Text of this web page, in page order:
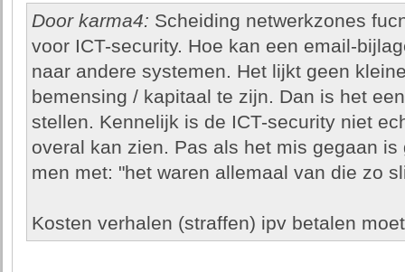
Door karma4: Scheiding netwerkzones
voor ICT-security. Hoe kan een email-
naar andere systemen. Het lijkt geen
bemensing / kapitaal te zijn. Dan is het
stellen. Kennelijk is de ICT-security niet
overal kan zien. Pas als het mis gegaan
men met: "het waren allemaal van die zo
Kosten verhalen (straffen) ipv betalen